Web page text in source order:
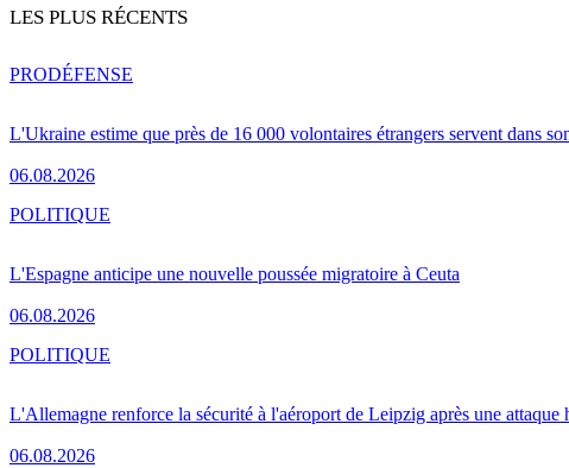
LES PLUS RÉCENTS
L'Ukraine estime que près de 16 000 volontaires étrangers servent dans
06.08.2026
PRODÉFENSE
L'Espagne anticipe une nouvelle poussée migratoire à Ceuta
06.08.2026
POLITIQUE
L'Allemagne renforce la sécurité à l'aéroport de Leipzig après une attaque
06.08.2026
POLITIQUE